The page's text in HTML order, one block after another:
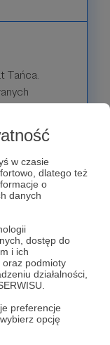
w czasie
dlatego też
o
danych
dostęp do
i ich
oraz podmioty
działalności,
preferencje
opcję
Tańca.
pełnej
Limit: 50
o osobach